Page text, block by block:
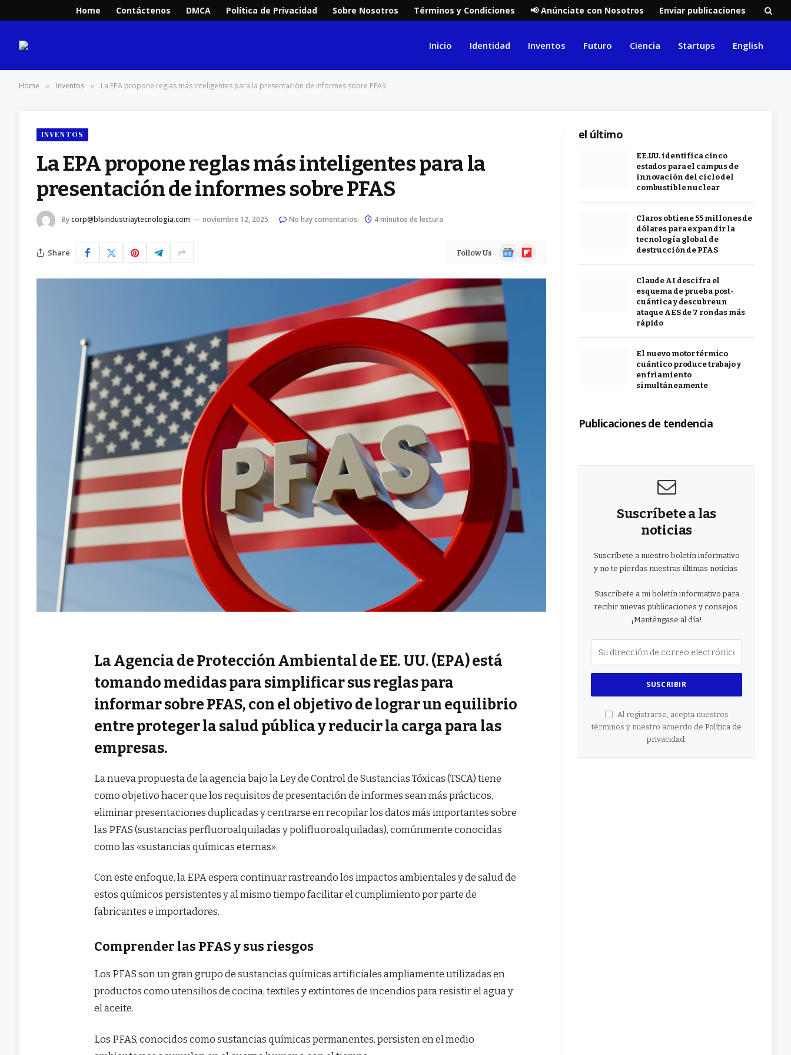
Home Contáctenos DMCA Política de Privacidad Sobre Nosotros Términos y Condiciones 📢 Anúnciate con Nosotros Enviar publicaciones
Inicio Identidad Inventos Futuro Ciencia Startups English
Home » Inventos » La EPA propone reglas más inteligentes para la presentación de informes sobre PFAS
INVENTOS
La EPA propone reglas más inteligentes para la
presentación de informes sobre PFAS
Bycorp@blsindustriaytecnologia.com noviembre 12, 2025 No hay comentarios 4 minutos de lectura
Share Follow Us
GoogleFlipboard
La Agencia de Protección Ambiental de EE. UU. (EPA) está
tomando medidas para simplificar sus reglas para
informar sobre PFAS, con el objetivo de lograr un equilibrio
entre proteger la salud pública y reducir la carga para las
empresas.
La nueva propuesta de la agencia bajo la Ley de Control de Sustancias Tóxicas (TSCA) tiene
como objetivo hacer que los requisitos de presentación de informes sean más prácticos,
eliminar presentaciones duplicadas y centrarse en recopilar los datos más importantes sobre
las PFAS (sustancias perfluoroalquiladas y polifluoroalquiladas), comúnmente conocidas
como las «sustancias químicas eternas».
Con este enfoque, la EPA espera continuar rastreando los impactos ambientales y de salud de
estos químicos persistentes y al mismo tiempo facilitar el cumplimiento por parte de
fabricantes e importadores.
Comprender las PFAS y sus riesgos
Los PFAS son un gran grupo de sustancias químicas artificiales ampliamente utilizadas en
productos como utensilios de cocina, textiles y extintores de incendios para resistir el agua y
el aceite.
Los PFAS, conocidos como sustancias químicas permanentes, persisten en el medio
el último
EE.UU. identifica cinco
estados para el campus de
innovación del ciclo del
combustible nuclear
Claros obtiene 55 millones de
dólares para expandir la
tecnología global de
destrucción de PFAS
Claude AI descifra el
esquema de prueba post-
cuántica y descubre un
ataque AES de 7 rondas más
rápido
El nuevo motor térmico
cuántico produce trabajo y
enfriamiento
simultáneamente
Publicaciones de tendencia
Suscríbete a las
noticias
Suscríbete a nuestro boletín informativo
y no te pierdas nuestras últimas noticias.
Suscríbete a mi boletín informativo para
recibir nuevas publicaciones y consejos.
¡Manténgase al día!
Al registrarse, acepta nuestros
términos y nuestro acuerdo de Política de
privacidad.